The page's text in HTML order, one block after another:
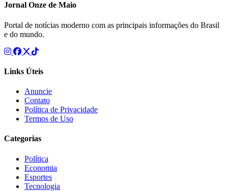
Jornal Onze de Maio
Portal de notícias moderno com as principais informações do Brasil
e do mundo.
Links Úteis
Anuncie
Contato
Política de Privacidade
Termos de Uso
Categorias
Política
Economia
Esportes
Tecnologia